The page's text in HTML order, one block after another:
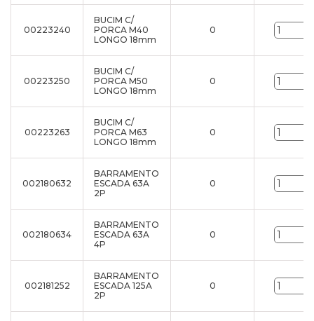
00223240
BUCIM C/
PORCA M40
LONGO 18mm
0
00223250
BUCIM C/
PORCA M50
LONGO 18mm
0
00223263
BUCIM C/
PORCA M63
LONGO 18mm
0
002180632
BARRAMENTO
ESCADA 63A
2P
0
002180634
BARRAMENTO
ESCADA 63A
4P
0
002181252
BARRAMENTO
ESCADA 125A
2P
0